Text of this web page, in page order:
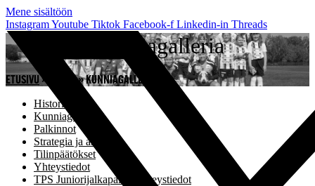
Mene sisältöön
InstagramYoutube Tiktok Facebook-f Linkedin-in Threads
Kunniagalleria
ETUSIVU» »KUNNIAGALLERIA
Historia
Kunniagalleria
Palkinnot
Strategia ja arvot
Tilinpäätökset
Yhteystiedot
TPS Juniorijalkapallon yhteystiedot